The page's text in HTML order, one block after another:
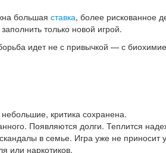
большая ставка, более рискованное
только новой игрой.
идет не с привычкой — с
критика сохранена.
Появляются долги. Теплится
в семье. Игра уже не приносит
или наркотиков.